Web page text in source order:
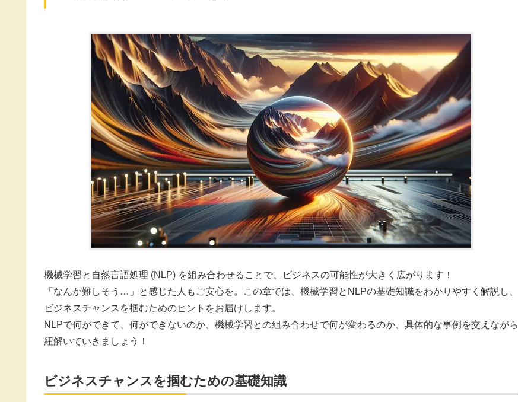
機械学習と自然言語処理 (NLP) を組み合わせることで、ビジネスの可能性が大きく広がります！
「なんか難しそう…」と感じた人もご安心を。この章では、機械学習とNLPの基礎知識をわかりやすく解説し、
ビジネスチャンスを掴むためのヒントをお届けします。
NLPで何ができて、何ができないのか、機械学習との組み合わせで何が変わるのか、具体的な事例を交えながら
紐解いていきましょう！
ビジネスチャンスを掴むための基礎知識